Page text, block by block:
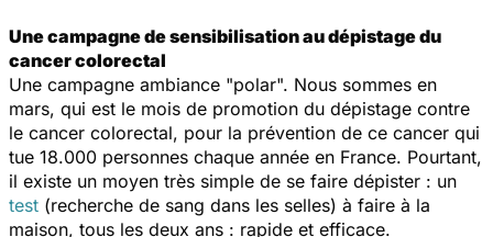
Une campagne de sensibilisation au dépistage du
cancer colorectal
Une campagne ambiance "polar". Nous sommes en
mars, qui est le mois de promotion du dépistage contre
le cancer colorectal, pour la prévention de ce cancer qui
tue 18.000 personnes chaque année en France. Pourtant,
il existe un moyen très simple de se faire dépister : un
test (recherche de sang dans les selles) à faire à la
maison, tous les deux ans : rapide et efficace.